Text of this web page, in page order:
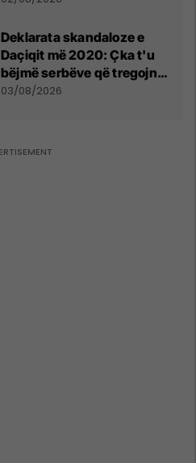
​Deklarata skandaloze e
Daçiqit më 2020: Çka t'u
bëjmë serbëve që tregojnë
ku janë varrosur shqiptarët
03/08/2026